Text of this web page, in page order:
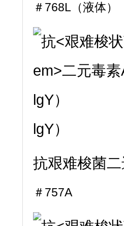
＃768L（液体）
lgY）
抗艰难梭菌
＃757A